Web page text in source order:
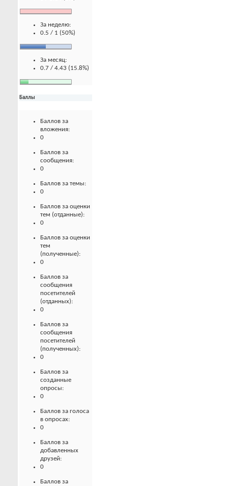
За неделю:
0.5 / 1 (50%)
За месяц:
0.7 / 4.43 (15.8%)
Баллы
Баллов за
вложения:
0
Баллов за
сообщения:
0
Баллов за темы:
0
Баллов за оценки
тем (отданные):
0
Баллов за оценки
тем
(полученные):
0
Баллов за
сообщения
посетителей
(отданных):
0
Баллов за
сообщения
посетителей
(полученных):
0
Баллов за
созданные
опросы:
0
Баллов за голоса
в опросах:
0
Баллов за
добавленных
друзей:
0
Баллов за